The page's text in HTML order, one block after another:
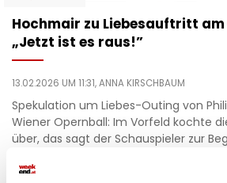
Hochmair zu Liebesauftritt
„Jetzt ist es raus!”
13.02.2026 UM 11:31,ANNA KIRSCHBAUM
Spekulation um Liebes-Outing von
Wiener Opernball: Im Vorfeld kochte
über, das sagt der Schauspieler zur